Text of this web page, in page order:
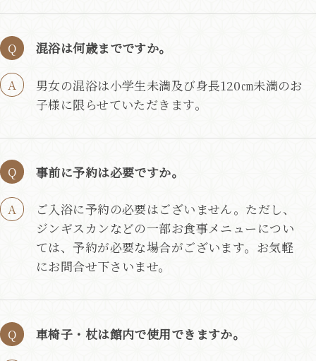
混浴は何歳までですか。
男女の混浴は小学生未満及び身長120㎝未満のお
子様に限らせていただきます。
事前に予約は必要ですか。
ご入浴に予約の必要はございません。ただし、
ジンギスカンなどの一部お食事メニューについ
ては、予約が必要な場合がございます。お気軽
にお問合せ下さいませ。
車椅子・杖は館内で使用できますか。